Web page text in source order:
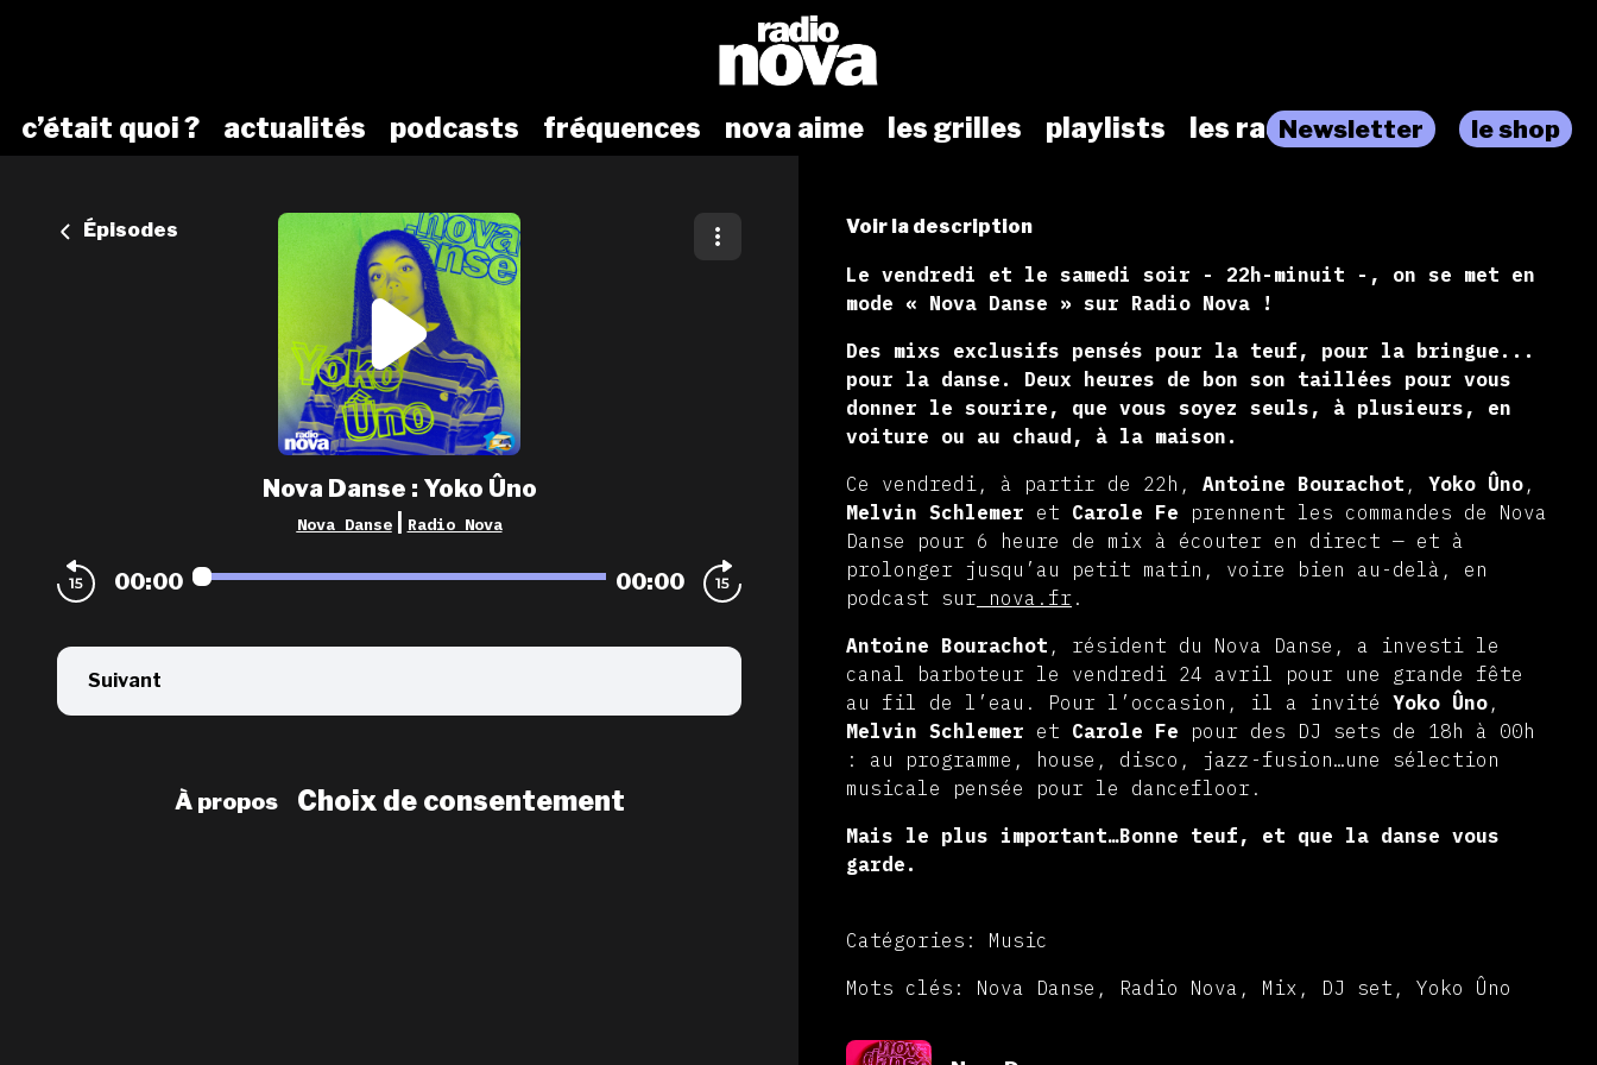
c’était quoi ? actualités podcasts fréquences nova aime les grilles playlists les radiosNewsletter le shop
Épisodes
Nova Danse : Yoko Ûno
Nova Danse Radio Nova
00:00 00:00
Suivant
À propos Choix de consentement
Voir la description
Le vendredi et le samedi soir - 22h-minuit -, on se met en
mode « Nova Danse » sur Radio Nova !
Des mixs exclusifs pensés pour la teuf, pour la bringue...
pour la danse. Deux heures de bon son taillées pour vous
donner le sourire, que vous soyez seuls, à plusieurs, en
voiture ou au chaud, à la maison.
Ce vendredi, à partir de 22h, Antoine Bourachot , Yoko Ûno ,
Melvin Schlemer et Carole Fe prennent les commandes de Nova
Danse pour 6 heure de mix à écouter en direct — et à
prolonger jusqu’au petit matin, voire bien au-delà, en
podcast sur nova.fr .
Antoine Bourachot , résident du Nova Danse, a investi le
canal barboteur le vendredi 24 avril pour une grande fête
au fil de l’eau. Pour l’occasion, il a invité Yoko Ûno ,
Melvin Schlemer et Carole Fe pour des DJ sets de 18h à 00h
: au programme, house, disco, jazz-fusion…une sélection
musicale pensée pour le dancefloor.
Mais le plus important…Bonne teuf, et que la danse vous
garde.
Catégories: Music
Mots clés: Nova Danse, Radio Nova, Mix, DJ set, Yoko Ûno